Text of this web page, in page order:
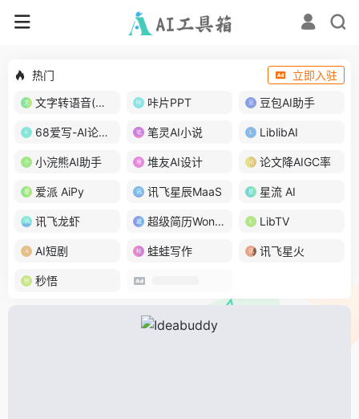
热门
立即入驻
文字转语音(琅琅配音)
咔片PPT 豆包AI助手
68爱写-AI论文写作 笔灵AI小说 LiblibAI
小浣熊AI助手 堆友AI设计 论文降AIGC率
爱派 AiPy 讯飞星辰MaaS 星流 AI
讯飞龙虾 超级简历WonderCV LibTV
AI短剧 蛙蛙写作 讯飞星火
秒悟